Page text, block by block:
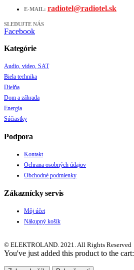
E-MAIL: radiotel@radiotel.sk
SLEDUJTE NÁS
Facebook
Kategórie
Audio, video, SAT
Biela technika
Dielňa
Dom a záhrada
Energia
Súčiastky
Podpora
Kontakt
Ochrana osobných údajov
Obchodné podmienky
Zákaznícky servis
Môj účet
Nákupný košík
© ELEKTROLAND. 2021. All Rights Reserved
You've just added this product to the cart: